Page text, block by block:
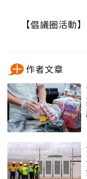
【倡議圈活動
作者文章